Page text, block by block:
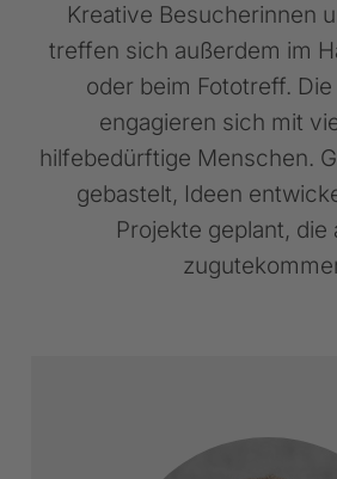
Kreative Besucherinnen
treffen sich außerdem im
oder beim Fototreff.
engagieren sich mit
hilfebedürftige Menschen.
gebastelt, Ideen
Projekte geplant, die